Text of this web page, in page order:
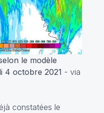
le modèle
4 octobre 2021 - via
constatées le